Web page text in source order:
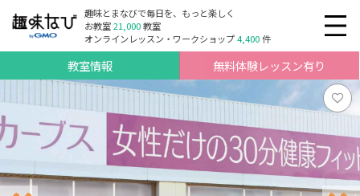
趣味とまなびで毎日を、もっと楽しく
お教室21,000教室
オンラインレッスン・ワークショップ4,400件
教室情報 無料体験レッスン有り